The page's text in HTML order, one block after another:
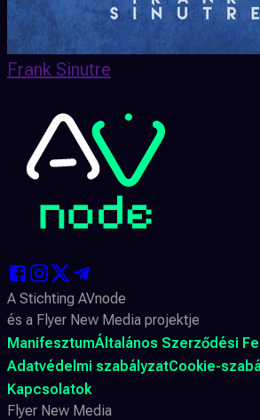
Frank Sinutre
A Stichting AVnode
és a Flyer New Media projektje
ManifesztumÁltalános Szerződési
Adatvédelmi szabályzatCookie-
Kapcsolatok
Flyer New Media